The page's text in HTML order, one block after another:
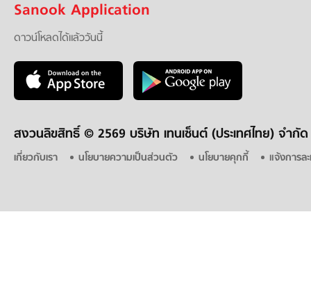
Sanook Application
ดาวน์โหลดได้แล้ววันนี้
สงวนลิขสิทธิ์ © 2569 บริษัท เทนเซ็นต์ (ประเทศไทย) จำกัด
เกี่ยวกับเรา นโยบายความเป็นส่วนตัว นโยบายคุกกี้ แจ้งการล